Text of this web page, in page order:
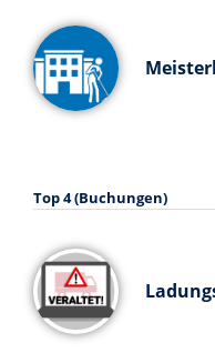
Top 4 (Buchungen)